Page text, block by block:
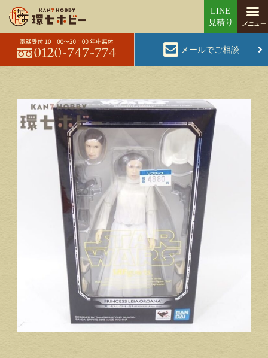
メールでご相談